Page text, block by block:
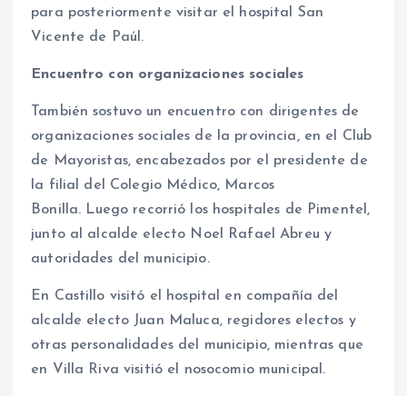
para posteriormente visitar el hospital San
Vicente de Paúl.
Encuentro con organizaciones sociales
También sostuvo un encuentro con dirigentes de
organizaciones sociales de la provincia, en el Club
de Mayoristas, encabezados por el presidente de
la filial del Colegio Médico, Marcos
Bonilla. Luego recorrió los hospitales de Pimentel,
junto al alcalde electo Noel Rafael Abreu y
autoridades del municipio.
En Castillo visitó el hospital en compañía del
alcalde electo Juan Maluca, regidores electos y
otras personalidades del municipio, mientras que
en Villa Riva visitió el nosocomio municipal.